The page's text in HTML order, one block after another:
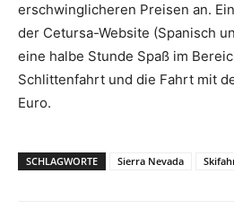
erschwinglicheren Preisen an.
der Cetursa-Website (Spanisch
eine halbe Stunde Spaß im
Schlittenfahrt und die Fahrt mit
Euro.
SCHLAGWORTE Sierra Nevada